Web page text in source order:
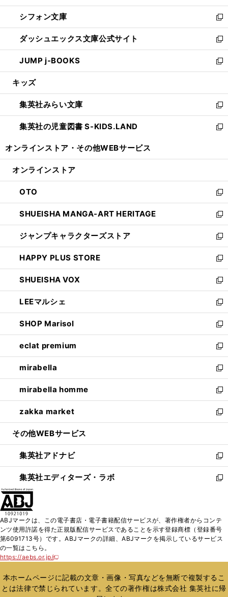
開
く
ウ
で
開
く
ウ
ィ
ン
ド
ウ
で
開
し
い
ウ
ィ
ン
ド
ウ
開
く
シフォン文庫
新
し
い
ウ
ィ
ン
ウ
で
開
く
ダッシュエックス文庫公式サイト
新
し
い
ウ
ン
ド
ウ
で
JUMP j-BOOKS
新
し
ウ
ィ
ン
ド
開
キッズ
集英社みらい文庫
新
し
い
ン
ウ
で
開
く
集英社の児童図書 S-KIDS.LAND
新
ウ
ン
ド
ウ
で
開
く
オンラインストア・ その他WEBサービス
オンラインストア
OTO
新
し
い
ウ
ィ
ン
ド
ウ
で
開
く
SHUEISHA MANGA-ART HERITAGE
新
し
い
ウ
ィ
ン
ド
ウ
で
開
く
ジャンプキャラクターズストア
新
し
い
ウ
ィ
ン
ド
ウ
で
開
く
HAPPY PLUS STORE
新
し
い
ウ
ィ
ン
ド
ウ
で
開
く
SHUEISHA VOX
新
し
い
ウ
ィ
ン
ド
ウ
で
開
く
LEEマルシェ
新
し
い
ウ
ィ
ン
ド
ウ
で
開
く
SHOP Marisol
新
し
い
ウ
ィ
ン
ド
ウ
で
開
eclat premium
新
し
い
ウ
ィ
ン
ド
ウ
開
く
mirabella
新
し
い
ウ
ィ
ン
ウ
で
開
く
mirabella homme
新
し
い
ウ
ン
ド
ウ
で
zakka market
新
し
ウ
ィ
ン
ド
く
その他WEBサービス
集英社アドナビ
新
し
い
ド
ウ
で
集英社エディターズ・ラボ
新
ィ
ン
ド
開
く
ABJマークは、この電子書店・電子書籍配信サービスが、著作権者からコンテ
ンツ使用許諾を得た正規版配信サービスであることを示す登録商標（登録番号
第6091713号）です。ABJマークの詳細、ABJマークを掲示しているサービス
の一覧はこちら。
https://aebs.or.jp/
新
い
ウ
ィ
本ホームページに記載の文章・画像・写真などを無断で複製するこ
とは法律で禁じられています。全ての著作権は株式会社 集英社に帰